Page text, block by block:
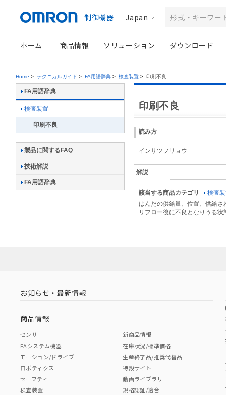
制御機器 Japan
ホーム 商品情報 ソリューション ダウンロード
Home > テクニカルガイド > FA用語辞典 > 検査装置 > 印刷不良
印刷不良
読み方
インサツフリョウ
解説
該当する商品カテゴリ
検査
はんだの供給量、位置、供給
リフロー後に不良となりうる
FA用語辞典
検査装置
印刷不良
製品に関するFAQ
技術解説
FA用語辞典
お知らせ・最新情報
商品情報
センサ
FAシステム機器
モーション/ドライブ
ロボティクス
セーフティ
検査装置
新商品情報
在庫状況/標準価格
生産終了品/推奨代替品
特設サイト
動画ライブラリ
規格認証/適合